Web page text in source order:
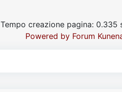
Tempo creazione pagina: 0.335
Powered by Forum